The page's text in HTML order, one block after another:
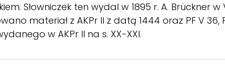
Słowniczek ten wydal w 1895 r. A. Brückner
materiał z AKPr II z datą 1444 oraz PF V
w AKPr II na s. XX-XXI.